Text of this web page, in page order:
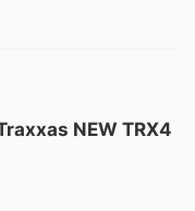
NEW TRX4